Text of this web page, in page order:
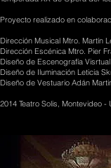
Proyecto realizado en
Dirección Musical Mtro. Martín
Dirección Escénica Mtro. Pier
Diseño de Escenografía
Diseño de Iluminación Leticia
Diseño de Vestuario Adán
2014 Teatro Solis, Montevideo -